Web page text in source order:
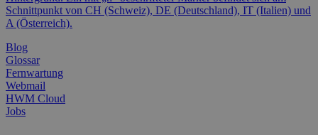
Blog
Glossar
Fernwartung
Webmail
HWM Cloud
Jobs